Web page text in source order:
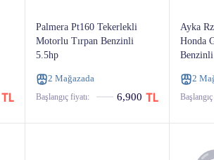
Palmera Pt160 Tekerlekli
Motorlu Tırpan Benzinli
5.5hp
2 Mağazada
Başlangıç ​​fiyatı: 6,900
Ayka
Honda
2